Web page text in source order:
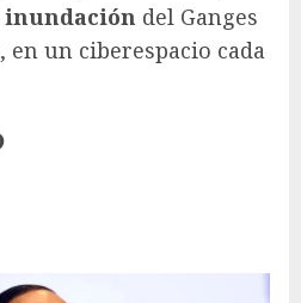
inundación del Ganges
un ciberespacio cada